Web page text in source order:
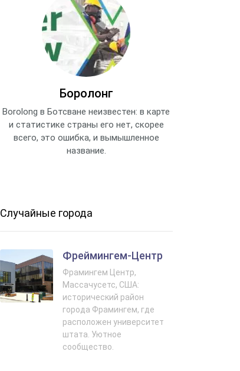
Боролонг
Borolong в Ботсване неизвестен: в карте
и статистике страны его нет, скорее
всего, это ошибка, и вымышленное
название.
Случайные города
Фреймингем-Центр
Фрамингем Центр,
Массачусетс, США:
исторический район
города Фрамингем, где
расположен университет
штата. Уютное
сообщество.